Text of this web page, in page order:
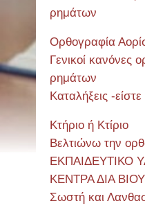
ρημάτων
Ορθογραφία
Γενικοί κανόνες
ρημάτων
Καταλήξεις -
Κτήριο ή Κτίριο
Βελτιώνω την
ΕΚΠΑΙΔΕΥΤΙΚΟ
ΚΕΝΤΡΑ ΔΙΑ
Σωστή και